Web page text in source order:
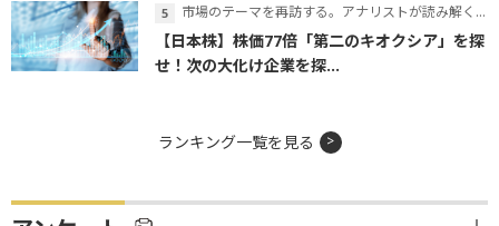
市場のテーマを再訪する。アナリストが読み解くテーマの本質
【日本株】株価77倍「第二のキオクシア」を探
せ！次の大化け企業を探...
ランキング一覧を見る